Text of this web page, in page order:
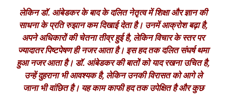
लेकिन डॉ. आंबेडकर के बाद के दलित नेतृत्व में शिक्षा और ज्ञान की
साधना के प्रति रुझान कम दिखाई देता है। उनमें आक्रोश बढ़ा है,
अपने अधिकारों की चेतना तीव्र हुई है, लेकिन विचार के स्तर पर
ज्यादातर पिष्टपेषण ही नजर आता है। इस हद तक दलित संघर्ष थमा
हुआ नजर आता है। डॉ. आंबेडकर की बातों को याद रखना उचित है,
उन्हें दुहराना भी आवश्यक है, लेकिन उनकी विरासत को आगे ले
जाना भी वांछित है। यह काम काफी हद तक उपेक्षित है और कुछ